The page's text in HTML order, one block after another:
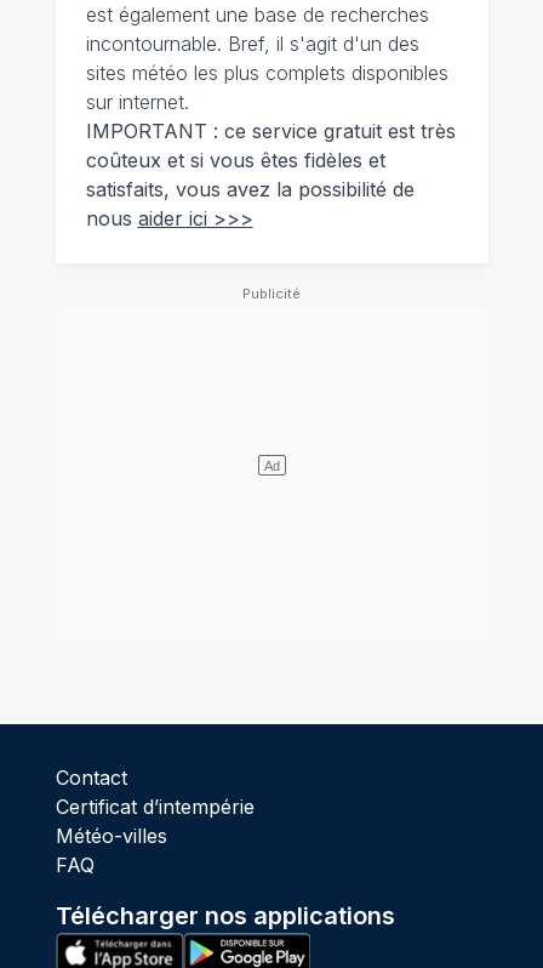
est également une base de recherches
incontournable. Bref, il s'agit d'un des
sites météo les plus complets disponibles
sur internet.
IMPORTANT : ce service gratuit est très
coûteux et si vous êtes fidèles et
satisfaits, vous avez la possibilité de
nous aider ici >>>
Contact
Certificat d’intempérie
Météo-villes
FAQ
Télécharger nos applications